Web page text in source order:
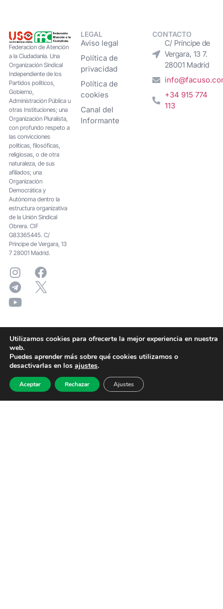
Federacion de Atención
a la Ciudadanía. Una
Organización Sindical
Independiente de los
Partidos políticos,
Gobierno,
Administración Pública u
otras Instituciones; una
Organización Pluralista,
con profundo respeto a
las convicciones
políticas, filosóficas,
religiosas, o de otra
naturaleza, de sus
afiliados; una
Organización
Democrática y
Autónoma dentro la
estructura organizativa
de la Unión Sindical
Obrera. CIF
G83365445. C/
Principe de Vergara, 13
7 28001 Madrid.
LEGAL
Aviso legal
Política de
privacidad
Política de
cookies
Canal del
Informante
CONTACTO
C/ Príncipe de
Vergara, 13 7.
28001 Madrid
+34 915 774
113
Utilizamos cookies para ofrecerte la mejor experiencia en nuestra
web.
Puedes aprender más sobre qué cookies utilizamos o
desactivarlas en los ajustes.
Aceptar Rechazar Ajustes